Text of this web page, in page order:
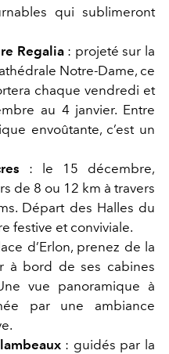
qui sublimeront
Regalia: projeté sur la
Notre-Dame, ce
chaque vendredi et
au 4 janvier. Entre
envoûtante, c’est un
: le 15 décembre,
de 8 ou 12 km à travers
Départ des Halles du
festive et conviviale.
d’Erlon, prenez de la
à bord de ses cabines
vue panoramique à
par une ambiance
: guidés par la